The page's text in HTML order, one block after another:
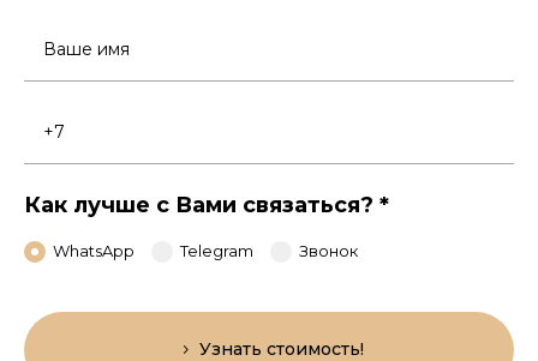
Ваше
имя
Номер
телефона
Как лучше с Вами связаться? *
WhatsApp Telegram Звонок
Узнать стоимость!